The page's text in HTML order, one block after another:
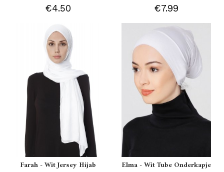
€4.50 €7.99
Farah - Wit Jersey Hijab Elma - Wit Tube Onderkapje